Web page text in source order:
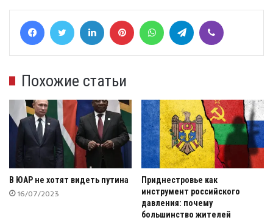
FacebookTwitter LinkedIn Pinterest WhatsAppTelegram
Похожие статьи
В ЮАР не хотят видеть путина
16/07/2023
Приднестровье как
инструмент российского
давления: почему
большинство жителей